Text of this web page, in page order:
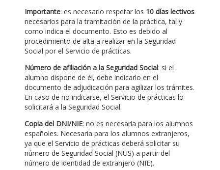
Importante: es necesario respetar los 10 días lectivos
necesarios para la tramitación de la práctica, tal y
como indica el documento. Esto es debido al
procedimiento de alta a realizar en la Seguridad
Social por el Servicio de prácticas.
Número de afiliación a la Seguridad Social: si el
alumno dispone de él, debe indicarlo en el
documento de adjudicación para agilizar los trámites.
En caso de no indicarse, el Servicio de prácticas lo
solicitará a la Seguridad Social.
Copia del DNI/NIE: no es necesaria para los alumnos
españoles. Necesaria para los alumnos extranjeros,
ya que el Servicio de prácticas deberá solicitar su
número de Seguridad Social (NUS) a partir del
número de identidad de extranjero (NIE).